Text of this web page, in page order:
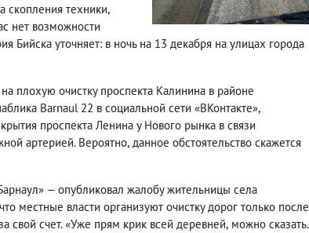
скопления техники,
нет возможности
Бийска уточняет: в ночь на 13 декабря на улицах города
плохую очистку проспекта Калинина в районе
Barnaul 22 в социальной сети «ВКонтакте»,
проспекта Ленина у Нового рынка в связи
артерией. Вероятно, данное обстоятельство скажется
— опубликовал жалобу жительницы села
что местные власти организуют очистку дорог только после
свой счет. «Уже прям крик всей деревней, можно сказать.